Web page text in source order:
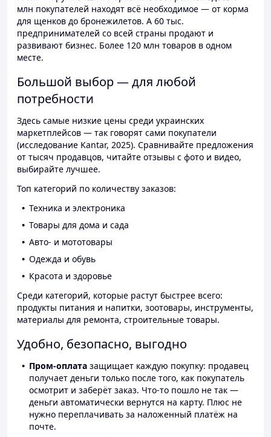
млн покупателей находят всё необходимое — от корма
для щенков до бронежилетов. А 60 тыс.
предпринимателей со всей страны продают и
развивают бизнес. Более 120 млн товаров в одном
месте.
Большой выбор — для любой
потребности
Здесь самые низкие цены среди украинских
маркетплейсов — так говорят сами покупатели
(исследование Kantar, 2025). Сравнивайте предложения
от тысяч продавцов, читайте отзывы с фото и видео,
выбирайте лучшее.
Топ категорий по количеству заказов:
Техника и электроника
Товары для дома и сада
Авто- и мототовары
Одежда и обувь
Красота и здоровье
Среди категорий, которые растут быстрее всего:
продукты питания и напитки, зоотовары, инструменты,
материалы для ремонта, строительные товары.
Удобно, безопасно, выгодно
Пром-оплата защищает каждую покупку: продавец
получает деньги только после того, как покупатель
осмотрит и заберёт заказ. Что-то пошло не так —
деньги автоматически вернутся на карту. Плюс не
нужно переплачивать за наложенный платёж на
почте.